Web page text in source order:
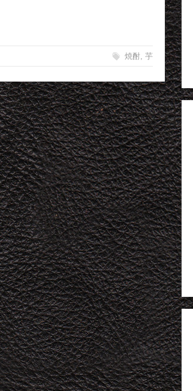
焼酎, 芋